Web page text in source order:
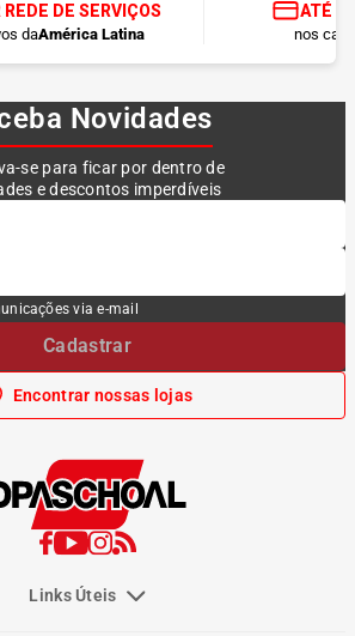
REDE DE SERVIÇOS
daAmérica Latina
ATÉ
nos
Novidades
se para ficar por dentro de
e descontos imperdíveis
via e-mail
Cadastrar
Encontrar nossas lojas
Links Úteis